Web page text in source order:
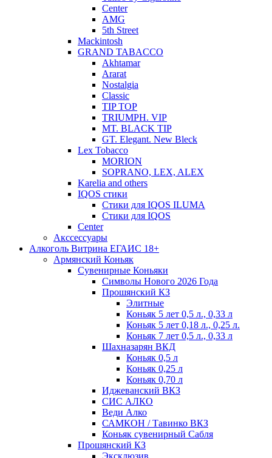
Center
AMG
5th Street
Mackintosh
GRAND TABACCO
Akhtamar
Ararat
Nostalgia
Classic
TIP TOP
TRIUMPH. VIP
MT. BLACK TIP
GT. Elegant. New Bleck
Lex Tobacco
MORION
SOPRANO, LEX, ALEX
Karelia and others
IQOS стики
Стики для IQOS ILUMA
Стики для IQOS
Сenter
Акссессуары
Алкоголь Витрина ЕГАИС 18+
Армянский Коньяк
Сувенирные Коньяки
Символы Нового 2026 Года
Прошянский КЗ
Элитные
Коньяк 5 лет 0,5 л., 0,33 л
Коньяк 5 лет 0,18 л., 0,25 л.
Коньяк 7 лет 0,5 л., 0,33 л
Шахназарян ВКД
Коньяк 0,5 л
Коньяк 0,25 л
Коньяк 0,70 л
Иджеванский ВКЗ
СИС АЛКО
Веди Алко
САМКОН / Тавинко ВКЗ
Коньяк сувенирный Сабля
Прошянский КЗ
Эксклюзив